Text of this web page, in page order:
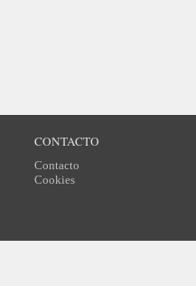
CONTACTO
Contacto
Cookies